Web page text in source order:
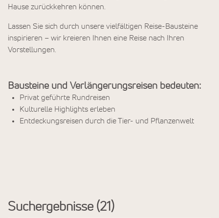
Hause zurückkehren können.
Lassen Sie sich durch unsere vielfältigen Reise-Bausteine
inspirieren – wir kreieren Ihnen eine Reise nach Ihren
Vorstellungen.
Bausteine und Verlängerungsreisen bedeuten:
Privat geführte Rundreisen
Kulturelle Highlights erleben
Entdeckungsreisen durch die Tier- und Pflanzenwelt
Suchergebnisse 21